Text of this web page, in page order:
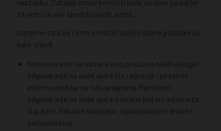
nastavku. Datalab može koristiti vaše osobne podatke
za jednu ili više identificiranih svrha.
Namjene za koje ćemo koristiti vaše osobne podatke su
kako slijedi:
Komuniciranje sa vama u vezi pružanja naših usluga i
odgovaranje na vaše upite (to uključuje i posebne
informacije koje se tiču programa Pantheon,
odgovaranje na vaše upite poslane putem interneta
ili putem tiskanih obrazaca, ispunjavanjem ankete
zadovoljstva).